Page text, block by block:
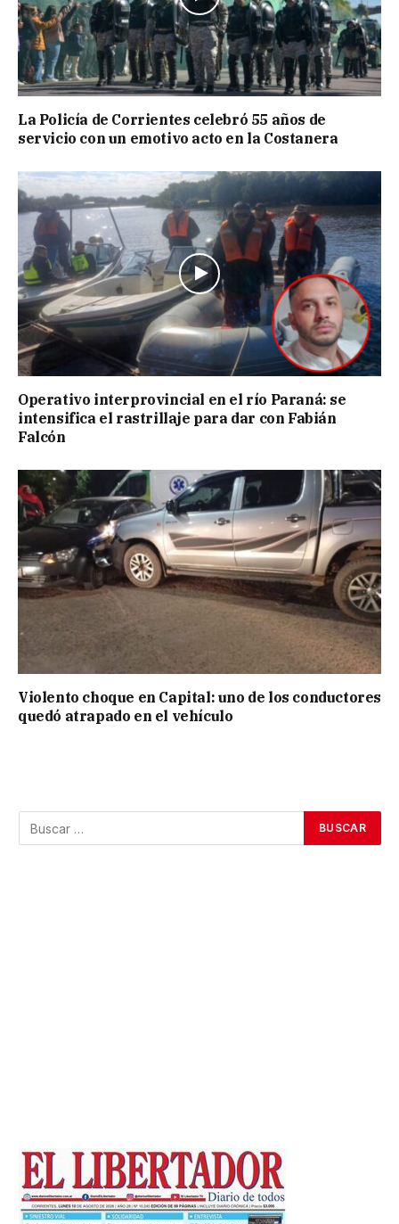
La Policía de Corrientes celebró 55 años de
servicio con un emotivo acto en la Costanera
Operativo interprovincial en el río Paraná: se
intensifica el rastrillaje para dar con Fabián
Falcón
Violento choque en Capital: uno de los conductores
quedó atrapado en el vehículo